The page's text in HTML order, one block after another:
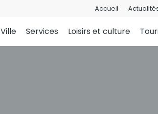
Accueil
Ville Services Loisirs et culture